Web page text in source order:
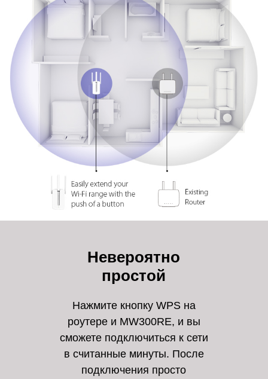
Невероятно
простой
Нажмите кнопку WPS на
роутере и MW300RE, и вы
сможете подключиться к сети
в считанные минуты. После
подключения просто